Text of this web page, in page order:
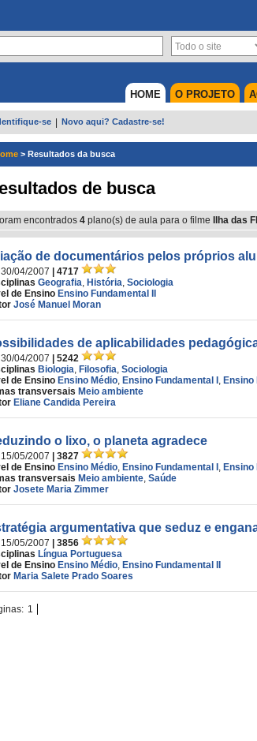
O PROJETO
HOME
se Novo aqui? Cadastre-se!
> Resultados da busca
de busca
encontrados 4 plano(s) de aula para o filme Ilha das
de documentários pelos próprios
30/04/2007
| 4717
Geografia, História, Sociologia
de Ensino Ensino Fundamental II
José Manuel Moran
de aplicabilidades
30/04/2007
| 5242
Biologia, Filosofia, Sociologia
de Ensino Ensino Médio, Ensino Fundamental I , Ensino
transversais Meio ambiente
Eliane Candida Pereira
o lixo, o planeta agradece
15/05/2007
| 3827
de Ensino Ensino Médio, Ensino Fundamental I , Ensino
transversais Meio ambiente, Saúde
Josete Maria Zimmer
argumentativa que seduz e
15/05/2007
| 3856
Língua Portuguesa
de Ensino Ensino Médio, Ensino Fundamental II
Maria Salete Prado Soares
1